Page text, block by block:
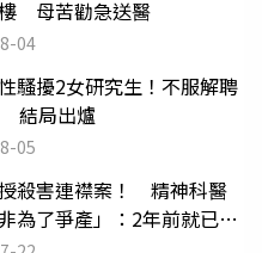
母苦勸急送醫
04
騷擾2女研究生！不服解聘
結局出爐
05
殺害連襟案！ 精神科醫
為了爭產」：2年前就已言